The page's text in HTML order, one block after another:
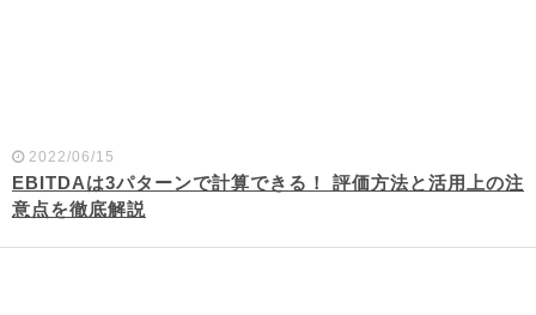
2022/06/15
EBITDAは3パターンで計算できる！ 評価方法と活用上の注
意点を徹底解説